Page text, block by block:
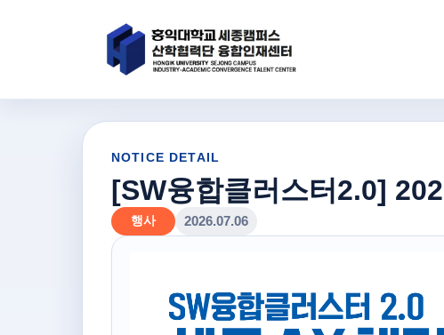
NOTICE DETAIL
[SW융합클러스터2.0]
행사 2026.07.06